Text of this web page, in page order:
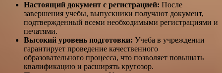
Настоящий документ с регистрацией: После
завершения учебы, выпускники получают документ,
подтвержденный всеми необходимыми регистрациями и
печатями.
Высокий уровень подготовки: Учеба в учреждении
гарантирует проведение качественного
образовательного процесса, что позволяет повышать
квалификацию и расширять кругозор.